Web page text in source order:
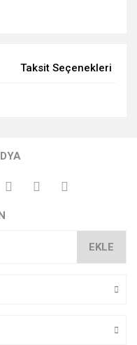
Taksit Seçenekleri
EKLE